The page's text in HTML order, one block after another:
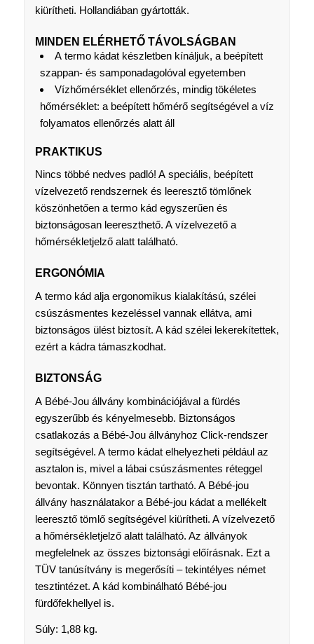
kiürítheti. Hollandiában gyártották.
MINDEN ELÉRHETŐ TÁVOLSÁGBAN
A termo kádat készletben kínáljuk, a beépített
szappan- és samponadagolóval egyetemben
Vízhőmérséklet ellenőrzés, mindig tökéletes
hőmérséklet: a beépített hőmérő segítségével a víz
folyamatos ellenőrzés alatt áll
PRAKTIKUS
Nincs többé nedves padló! A speciális, beépített
vízelvezető rendszernek és leeresztő tömlőnek
köszönhetően a termo kád egyszerűen és
biztonságosan leereszthető. A vízelvezető a
hőmérsékletjelző alatt található.
ERGONÓMIA
A termo kád alja ergonomikus kialakítású, szélei
csúszásmentes kezeléssel vannak ellátva, ami
biztonságos ülést biztosít. A kád szélei lekerekítettek,
ezért a kádra támaszkodhat.
BIZTONSÁG
A Bébé-Jou állvány kombinációjával a fürdés
egyszerűbb és kényelmesebb. Biztonságos
csatlakozás a Bébé-Jou állványhoz Click-rendszer
segítségével. A termo kádat elhelyezheti például az
asztalon is, mivel a lábai csúszásmentes réteggel
bevontak. Könnyen tisztán tartható. A Bébé-jou
állvány használatakor a Bébé-jou kádat a mellékelt
leeresztő tömlő segítségével kiürítheti. A vízelvezető
a hőmérsékletjelző alatt található. Az állványok
megfelelnek az összes biztonsági előírásnak. Ezt a
TÜV tanúsítvány is megerősíti – tekintélyes német
tesztintézet. A kád kombinálható Bébé-jou
fürdőfekhellyel is.
Súly: 1,88 kg.